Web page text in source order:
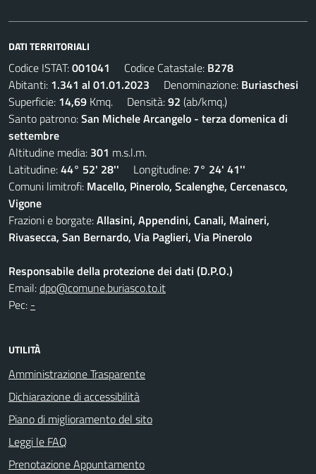
DATI TERRITORIALI
Codice ISTAT:001041 Codice Catastale: B278
Abitanti: 1.341 al 01.01.2023 Denominazione: Buriaschesi
Superficie: 14,69 Kmq. Densità:92 (ab/kmq.)
Santo patrono:San Michele Arcangelo - terza domenica di
settembre
Altitudine media: 301 m.s.l.m.
Latitudine:44° 52' 28'' Longitudine: 7° 24' 41''
Comuni limitrofi: Macello, Pinerolo, Scalenghe, Cercenasco,
Vigone
Frazioni e borgate:Allasini, Appendini, Canali, Maineri,
Rivasecca, San Bernardo, Via Paglieri, Via Pinerolo
Responsabile della protezione dei dati (D.P.O.)
Email:dpo@comune.buriasco.to.it
Pec: -
UTILITÀ
Amministrazione Trasparente
Dichiarazione di accessibilità
Piano di miglioramento del sito
Leggi le FAQ
Prenotazione Appuntamento